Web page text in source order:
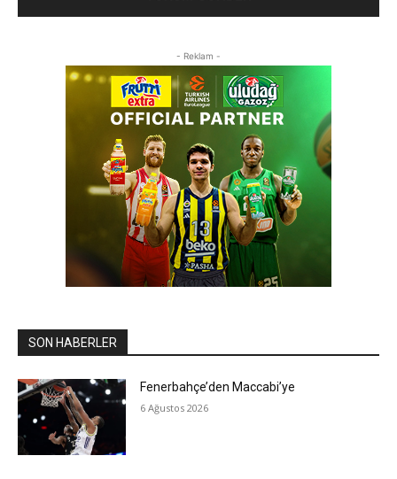
- Reklam -
SON HABERLER
Fenerbahçe’den Maccabi’ye
6 Ağustos 2026